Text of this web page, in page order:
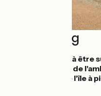
Beschrijving
Seule commune à être
imprégnez-vous de
faisant le tour de l'île à